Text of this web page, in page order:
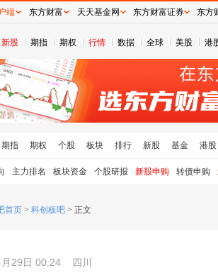
新股 期指 期权 行情 数据 全球 美股 港
期指 期权 个股 板块 排行 新股 基金 港股
主力排名 板块资金 个股研报 新股申购 转债申购
首页 > 科创板吧 > 正文
29日 00:24 四川
端 东方财富 天天基金网 东方财富证券 东方